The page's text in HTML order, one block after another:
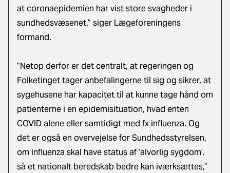
at coronaepidemien har vist store svagheder i
sundhedsvæsenet,” siger Lægeforeningens
formand.
”Netop derfor er det centralt, at regeringen og
Folketinget tager anbefalingerne til sig og sikrer, at
sygehusene har kapacitet til at kunne tage hånd om
patienterne i en epidemisituation, hvad enten
COVID alene eller samtidigt med fx influenza. Og
det er også en overvejelse for Sundhedsstyrelsen,
om influenza skal have status af ’alvorlig sygdom’,
så et nationalt beredskab bedre kan iværksættes,”